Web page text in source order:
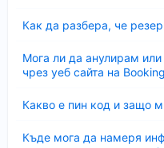
Как да разбера, че
Мога ли да анулирам
чрез уеб сайта на
Какво е пин код и защо
Къде мога да намеря